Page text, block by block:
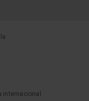
internacional